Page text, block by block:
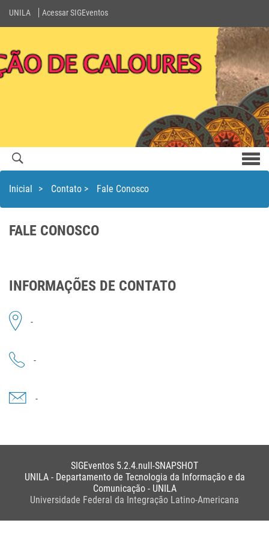
UNILA Acessar SIGEventos
Inicial > Contato > Fale Conosco
FALE CONOSCO
INFORMAÇÕES DE CONTATO
-
-
-
SIGEventos 5.2.4.null-SNAPSHOT
UNILA - Departamento de Tecnologia da Informação e da
Comunicação - UNILA
Universidade Federal da Integração Latino-Americana